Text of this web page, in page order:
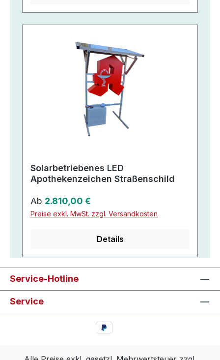
Solarbetriebenes LED
Apothekenzeichen Straßenschild
Regulärer Preis:
Ab 2.810,00 €
Preise exkl. MwSt. zzgl. Versandkosten
Details
Service-Hotline
Service